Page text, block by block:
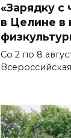
«Зарядку с
в Целине в
Со 2 по 8
Всероссийская